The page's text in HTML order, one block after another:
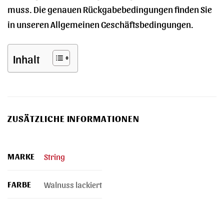
muss. Die genauen Rückgabebedingungen finden Sie
in unseren Allgemeinen Geschäftsbedingungen.
Inhalt
ZUSÄTZLICHE INFORMATIONEN
MARKE String
FARBE Walnuss lackiert